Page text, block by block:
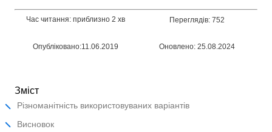
Час читання: приблизно 2 хв Переглядів: 752
Опубліковано:11.06.2019 Оновлено: 25.08.2024
Зміст
Різноманітність використовуваних варіантів
Висновок